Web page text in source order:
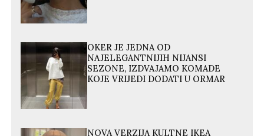
OKER JE JEDNA OD
NAJELEGANTNIJIH NIJANSI
SEZONE, IZDVAJAMO KOMADE
KOJE VRIJEDI DODATI U ORMAR
NOVA VERZIJA KULTNE IKEA